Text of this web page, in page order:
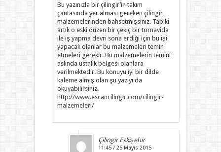
Bu yazınızla bir çilingir’in takım
çantasında yer alması gereken çilingir
malzemelerinden bahsetmişsiniz. Tabiki
artık o eski düzen bir çekiç bir tornavida
ile iş yapma devri sona erdiği için bu işi
yapacak olanlar bu malzemeleri temin
etmeleri gerekir. Bu malzemelerin temini
aslında ustalık belgesi olanlara
verilmektedir. Bu konuyu iyi bir dilde
kaleme almış olan şu yazıyı da
okuyabilirsiniz.
http://www.escancilingir.com/cilingir-
malzemeleri/
Çilingir Eskişehir
11:45 / 25 Mayıs 2015